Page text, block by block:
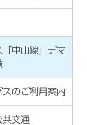
「中山線」デマ
スのご利用案内
共交通